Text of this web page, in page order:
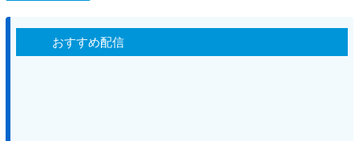
おすすめ配信